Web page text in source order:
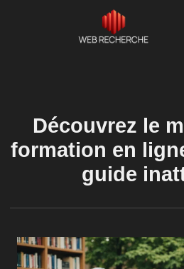
Découvrez le
formation en
guide